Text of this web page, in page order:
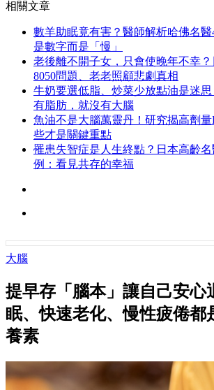
相關文章
數羊助眠竟有害？醫師解析哈佛名
是數字而是「慢」
老後離不開子女，只會使晚年不幸
8050問題、老老照顧悲劇真相
牛奶要選低脂、炒菜少放點油是迷
有脂肪，就沒有大腦
魚油不是大腦萬靈丹！研究揭高劑
些才是關鍵重點
罹患失智症是人生終點？日本高齡
例：看見共存的幸福
大腦
提早存「腦本」讓自己安心
眠、快速老化、慢性疲倦都
養素